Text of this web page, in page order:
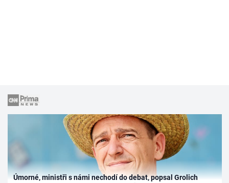
Úmorné, ministři s námi nechodí do debat, popsal Grolich